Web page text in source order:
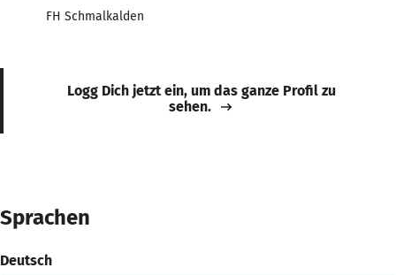
FH Schmalkalden
Logg Dich jetzt ein, um das ganze Profil zu
sehen.
Sprachen
Deutsch